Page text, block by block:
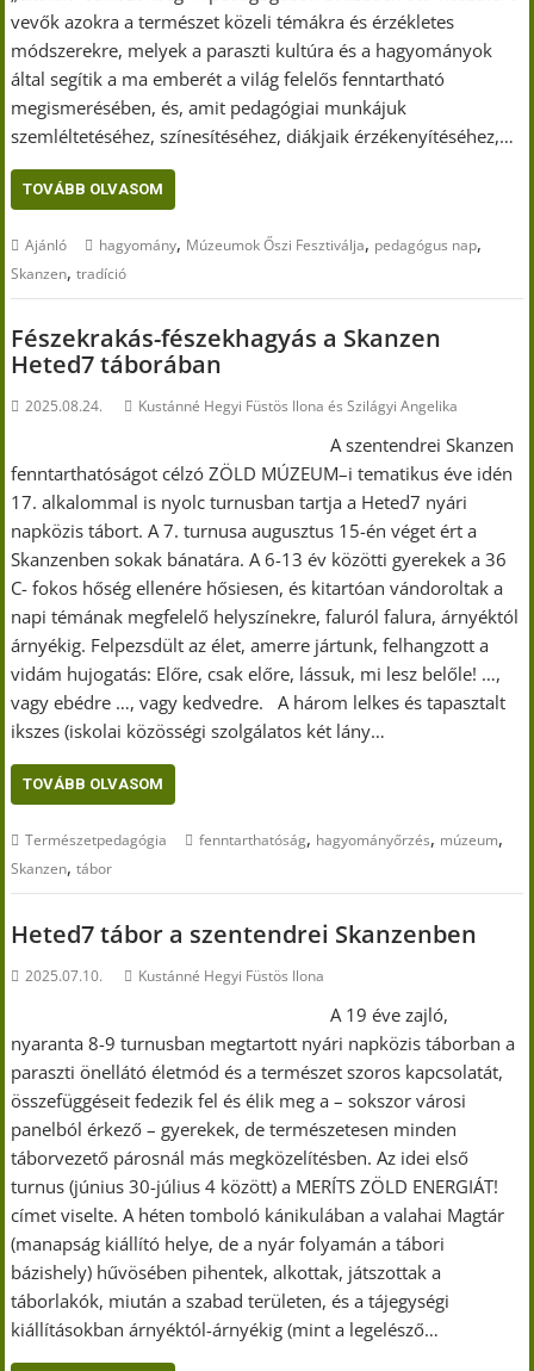
vevők azokra a természet közeli témákra és érzékletes
módszerekre, melyek a paraszti kultúra és a hagyományok
által segítik a ma emberét a világ felelős fenntartható
megismerésében, és, amit pedagógiai munkájuk
szemléltetéséhez, színesítéséhez, diákjaik érzékenyítéséhez,…
TOVÁBB OLVASOM
Ajánló hagyomány, Múzeumok Őszi Fesztiválja, pedagógus nap,
Skanzen,tradíció
Fészekrakás-fészekhagyás a Skanzen
Heted7 táborában
2025.08.24. Kustánné Hegyi Füstös Ilona és Szilágyi Angelika
A szentendrei Skanzen
fenntarthatóságot célzó ZÖLD MÚZEUM–i tematikus éve idén
17. alkalommal is nyolc turnusban tartja a Heted7 nyári
napközis tábort. A 7. turnusa augusztus 15-én véget ért a
Skanzenben sokak bánatára. A 6-13 év közötti gyerekek a 36
C- fokos hőség ellenére hősiesen, és kitartóan vándoroltak a
napi témának megfelelő helyszínekre, faluról falura, árnyéktól
árnyékig. Felpezsdült az élet, amerre jártunk, felhangzott a
vidám hujogatás: Előre, csak előre, lássuk, mi lesz belőle! …,
vagy ebédre …, vagy kedvedre. A három lelkes és tapasztalt
ikszes (iskolai közösségi szolgálatos két lány…
TOVÁBB OLVASOM
Természetpedagógia fenntarthatóság, hagyományőrzés, múzeum,
Skanzen,tábor
Heted7 tábor a szentendrei Skanzenben
2025.07.10. Kustánné Hegyi Füstös Ilona
A 19 éve zajló,
nyaranta 8-9 turnusban megtartott nyári napközis táborban a
paraszti önellátó életmód és a természet szoros kapcsolatát,
összefüggéseit fedezik fel és élik meg a – sokszor városi
panelból érkező – gyerekek, de természetesen minden
táborvezető párosnál más megközelítésben. Az idei első
turnus (június 30-július 4 között) a MERÍTS ZÖLD ENERGIÁT!
címet viselte. A héten tomboló kánikulában a valahai Magtár
(manapság kiállító helye, de a nyár folyamán a tábori
bázishely) hűvösében pihentek, alkottak, játszottak a
táborlakók, miután a szabad területen, és a tájegységi
kiállításokban árnyéktól-árnyékig (mint a legelésző…